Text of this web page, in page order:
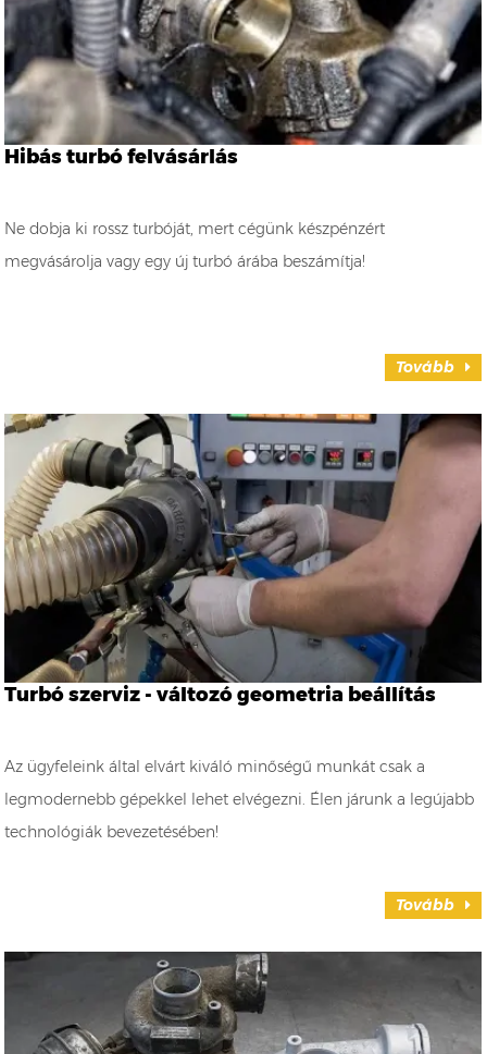
Hibás turbó felvásárlás
Ne dobja ki rossz turbóját, mert cégünk készpénzért
megvásárolja vagy egy új turbó árába beszámítja!
Tovább
Turbó szerviz - változó geometria beállítás
Az ügyfeleink által elvárt kiváló minőségű munkát csak a
legmodernebb gépekkel lehet elvégezni. Élen járunk a legújabb
technológiák bevezetésében!
Tovább